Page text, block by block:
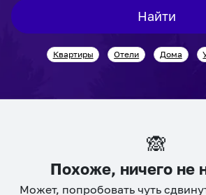
interact
with
calendar
question
mark
interact
with
calendar
Press
question
mark
Найти
Квартиры Отели Дома
🙈
Похоже, ничего не
Может, попробовать чуть